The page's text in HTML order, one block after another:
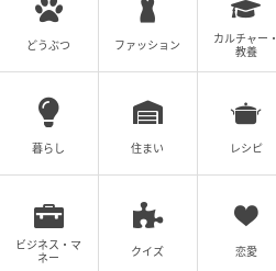
どうぶつ ファッション
カルチャー・
教養
暮らし 住まい レシピ
ビジネス・マ
ネー
クイズ 恋愛